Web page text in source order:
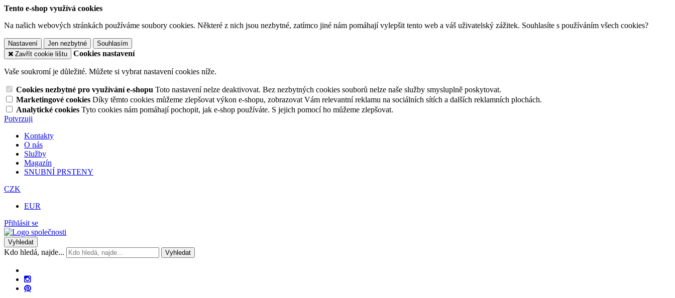
Tento e-shop využívá cookies
Na našich webových stránkách používáme soubory cookies. Některé z nich jsou nezbytné, zatímco jiné nám pomáhají vylepšit tento web a váš uživatelský zážitek. Souhlasíte s používáním všech cookies?
Nastavení Jen nezbytné
Souhlasím
Zavřít cookie lištu
Cookies nastavení
Vaše soukromí je důležité. Můžete si vybrat nastavení cookies níže.
Cookies nezbytné pro využívání e-shopu Toto nastavení nelze deaktivovat. Bez nezbytných cookies souborů nelze naše služby smysluplně poskytovat.
Marketingové cookies Díky těmto cookies můžeme zlepšovat výkon e-shopu, zobrazovat Vám relevantní reklamu na sociálních sítích a dalších reklamních plochách.
Analytické cookies Tyto cookies nám pomáhají pochopit, jak e-shop používáte. S jejich pomocí ho můžeme zlepšovat.
Potvrzuji
Kontakty
O nás
Služby
Magazín
SNUBNÍ PRSTENY
CZK
EUR
Přihlásit se
Vyhledat
Kdo hledá, najde... Vyhledat